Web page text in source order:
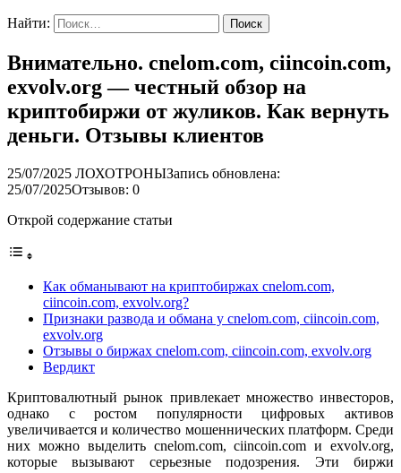
Найти:
Внимательно. cnelom.com, ciincoin.com,
exvolv.org — честный обзор на
криптобиржи от жуликов. Как вернуть
деньги. Отзывы клиентов
25/07/2025 ЛОХОТРОНЫЗапись обновлена:
25/07/2025Отзывов: 0
Открой содержание статьи
Как обманывают на криптобиржах cnelom.com,
ciincoin.com, exvolv.org?
Признаки развода и обмана у cnelom.com, ciincoin.com,
exvolv.org
Отзывы о биржах cnelom.com, ciincoin.com, exvolv.org
Вердикт
Криптовалютный рынок привлекает множество инвесторов,
однако с ростом популярности цифровых активов
увеличивается и количество мошеннических платформ. Среди
них можно выделить cnelom.com, ciincoin.com и exvolv.org,
которые вызывают серьезные подозрения. Эти биржи